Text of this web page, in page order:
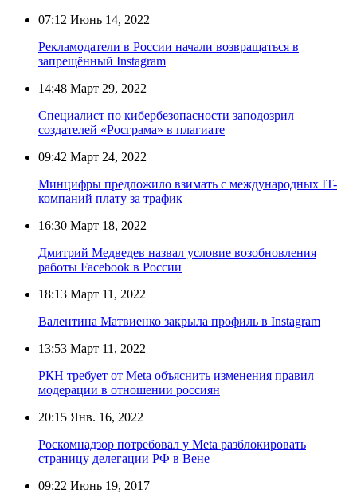
07:12 Июнь 14, 2022
Рекламодатели в России начали возвращаться в
запрещённый Instagram
14:48 Март 29, 2022
Специалист по кибербезопасности заподозрил
создателей «Росграма» в плагиате
09:42 Март 24, 2022
Минцифры предложило взимать с международных IT-
компаний плату за трафик
16:30 Март 18, 2022
Дмитрий Медведев назвал условие возобновления
работы Facebook в России
18:13 Март 11, 2022
Валентина Матвиенко закрыла профиль в Instagram
13:53 Март 11, 2022
РКН требует от Meta объяснить изменения правил
модерации в отношении россиян
20:15 Янв. 16, 2022
Роскомнадзор потребовал у Meta разблокировать
страницу делегации РФ в Вене
09:22 Июнь 19, 2017